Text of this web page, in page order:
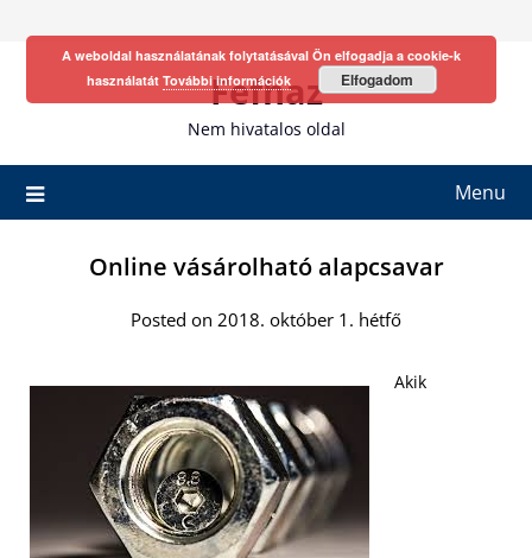
Fefhaz
Nem hivatalos oldal
Menu
Online vásárolható alapcsavar
Posted on 2018. október 1. hétfő
Akik
A weboldal használatának folytatásával Ön elfogadja a cookie-k
használatát További információk Elfogadom